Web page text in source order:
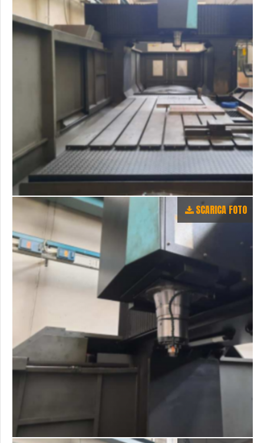
SCARICA FOTO